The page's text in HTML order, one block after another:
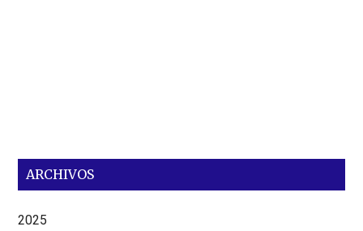
ARCHIVOS
2025